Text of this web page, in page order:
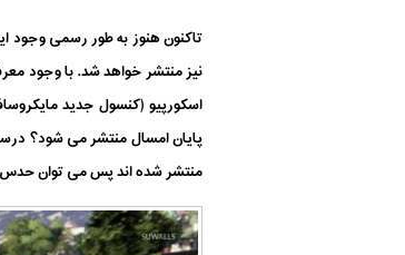
منتشر شده اند پس می توان حدس